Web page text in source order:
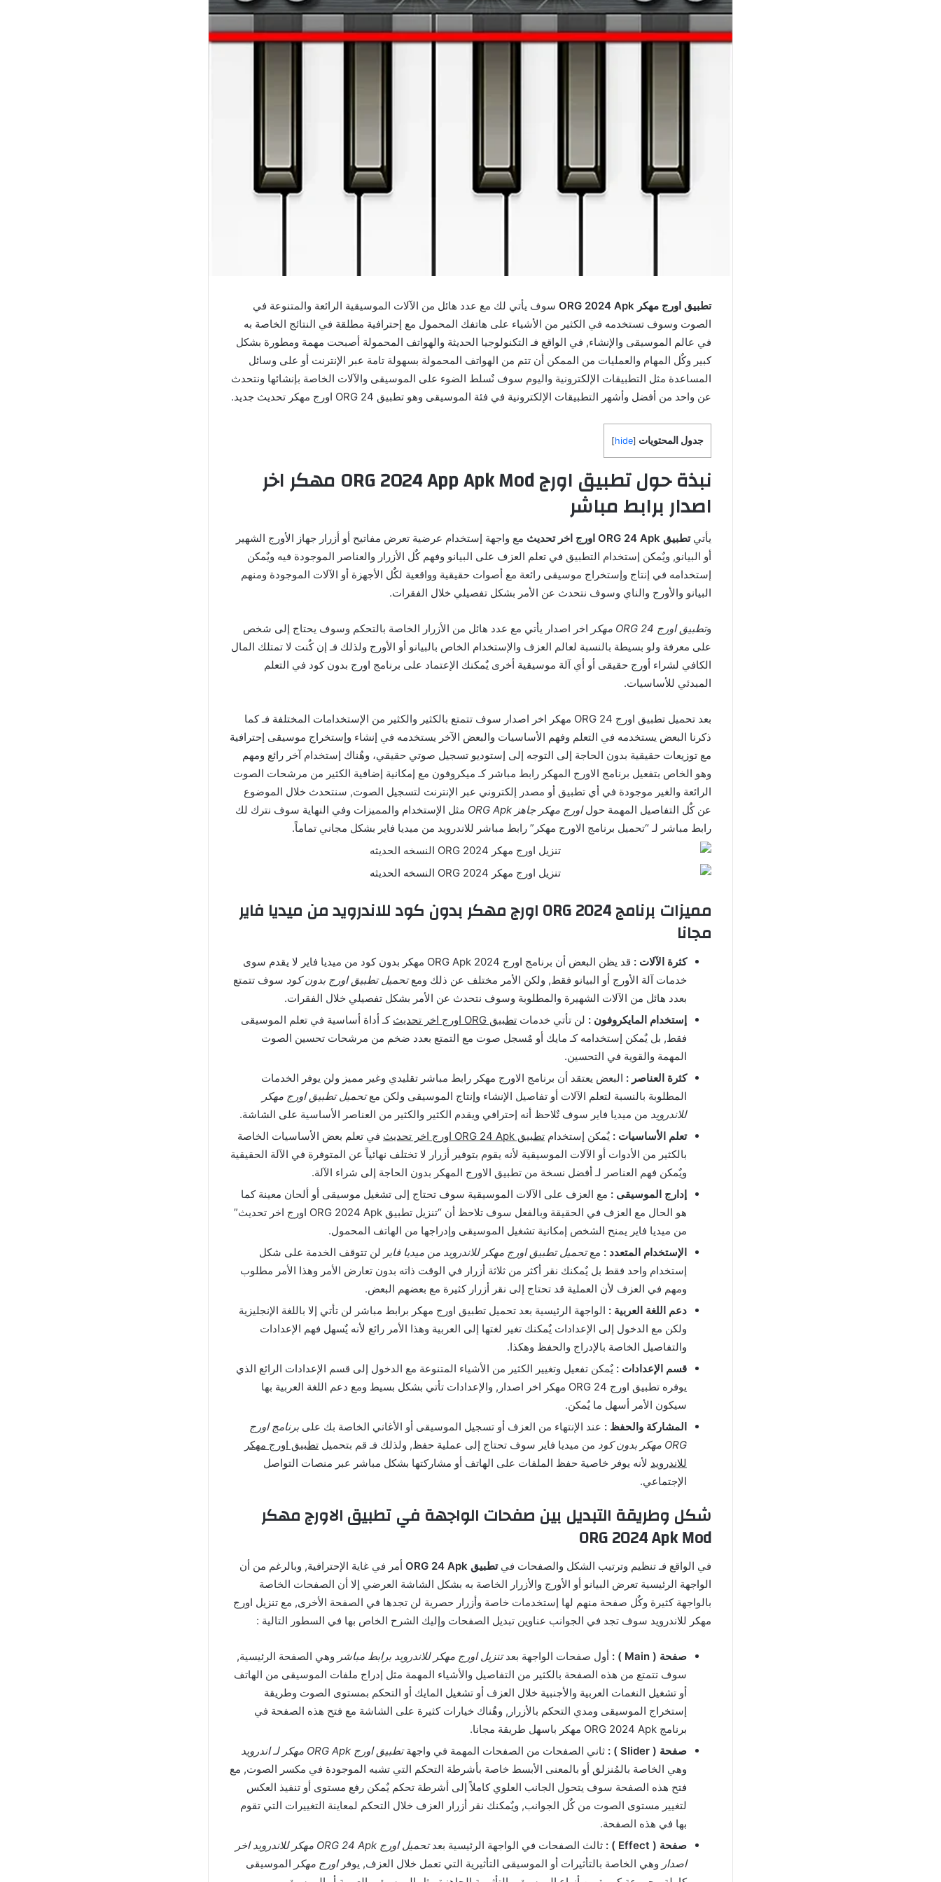
تطبيق اورج مهكر ORG 2024 Apk
سوف يأتي لك مع عدد هائل من الآلات الموسيقية الرائعة والمتنوعة في
الصوت وسوف تستخدمه في الكثير من الأشياء على هاتفك المحمول مع إحترافية مطلقة في النتائج الخاصة به
في عالم الموسيقى والإنشاء, في الواقع فـ التكنولوجيا الحديثة والهواتف المحمولة أصبحت مهمة ومطورة بشكل
كبير وكٌل المهام والعمليات من الممكن أن تتم من الهواتف المحمولة بسهولة تامة عبر الإنترنت أو على وسائل
المساعدة مثل التطبيقات الإلكترونية واليوم سوف نٌسلط الضوء على الموسيقى والآلات الخاصة بإنشائها ونتحدث
عن واحد من أفضل وأشهر التطبيقات الإلكترونية في فئة الموسيقى وهو تطبيق ORG 24 اورج مهكر تحديث جديد.
جدول المحتويات [
hide
]
نبذة حول تطبيق اورج ORG 2024 App Apk Mod مهكر اخر
اصدار برابط مباشر
يأتيتطبيق ORG 24 Apk اورج اخر تحديث
مع واجهة إستخدام عرضية تعرض مفاتيح أو أزرار جهاز الأورج الشهير
أو البيانو, ويٌمكن إستخدام التطبيق في تعلم العزف على البيانو وفهم كٌل الأزرار والعناصر الموجودة فيه ويٌمكن
إستخدامه في إنتاج وإستخراج موسيقى رائعة مع أصوات حقيقية وواقعية لكٌل الأجهزة أو الآلات الموجودة ومنهم
البيانو والأورج والناي وسوف نتحدث عن الأمر بشكل تفصيلي خلال الفقرات.
وتطبيق اورج ORG 24 مهكر
اخر اصدار يأتي مع عدد هائل من الأزرار الخاصة بالتحكم وسوف يحتاج إلى شخص
على معرفة ولو بسيطة بالنسبة لعالم العزف والإستخدام الخاص بالبيانو أو الأورج ولذلك فـ إن كٌنت لا تمتلك المال
الكافي لشراء أورج حقيقى أو أي آلة موسيقية أخرى يٌمكنك الإعتماد على برنامج اورج بدون كود في التعلم
المبدئي للأساسيات.
بعد تحميل تطبيق اورج ORG 24 مهكر اخر اصدار سوف تتمتع بالكثير والكثير من الإستخدامات المختلفة فـ كما
ذكرنا البعض يستخدمه في التعلم وفهم الأساسيات والبعض الآخر يستخدمه في إنشاء وإستخراج موسيقى إحترافية
مع توزيعات حقيقية بدون الحاجة إلى التوجه إلى إستوديو تسجيل صوتي حقيقي، وهٌناك إستخدام آخر رائع ومهم
وهو الخاص بتفعيل برنامج الاورج المهكر رابط مباشر كـ ميكروفون مع إمكانية إضافية الكثير من مرشحات الصوت
الرائعة والغير موجودة في أي تطبيق أو مصدر إلكتروني عبر الإنترنت لتسجيل الصوت, سنتحدث خلال الموضوع
عن كٌل التفاصيل المهمة حولاورج مهكر جاهز ORG Apk
مثل الإستخدام والمميزات وفي النهاية سوف نترك لك
رابط مباشر لـ “تحميل برنامج الاورج مهكر” رابط مباشر للاندرويد من ميديا فاير بشكل مجاني تماماً.
مميزات برنامج ORG 2024 اورج مهكر بدون كود للاندرويد من ميديا فاير
مجانا
كثرة الآلات :
قد يظن البعض أن برنامج اورج ORG Apk 2024 مهكر بدون كود من ميديا فاير لا يقدم سوى
خدمات آلة الأورج أو البيانو فقط, ولكن الأمر مختلف عن ذلك ومعتحميل تطبيق اورج بدون كود سوف تتمتع
بعدد هائل من الآلات الشهيرة والمطلوبة وسوف نتحدث عن الأمر بشكل تفصيلي خلال الفقرات.
إستخدام المايكروفون : لن تأتي خدمات تطبيق ORG اورج اخر تحديث
كـ أداة أساسية في تعلم الموسيقى
فقط, بل يٌمكن إستخدامه كـ مايك أو مٌسجل صوت مع التمتع بعدد ضخم من مرشحات تحسين الصوت
المهمة والقوية في التحسين.
كثرة العناصر : البعض يعتقد أن برنامج الاورج مهكر رابط مباشر تقليدي وغير مميز ولن يوفر الخدمات
المطلوبة بالنسبة لتعلم الآلات أو تفاصيل الإنشاء وإنتاج الموسيقى ولكن معتحميل تطبيق اورج مهكر
للاندرويد من ميديا فاير سوف تٌلاحظ أنه إحترافي ويقدم الكثير والكثير من العناصر الأساسية على الشاشة.
تعلم الأساسيات : يٌمكن إستخدام تطبيق ORG 24 Apk اورج اخر تحديث
في تعلم بعض الأساسيات الخاصة
بالكثير من الأدوات أو الآلات الموسيقية لأنه يقوم بتوفير أزرار لا تختلف نهائياً عن المتوفرة في الآلة الحقيقية
ويٌمكن فهم العناصر لـ أفضل نسخة من تطبيق الاورج المهكر بدون الحاجة إلى شراء الآلة.
إدارج الموسيقى : مع العزف على الآلات الموسيقية سوف تحتاج إلى تشغيل موسيقى أو ألحان معينة كما
هو الحال مع العزف في الحقيقة وبالفعل سوف تلاحظ أن “تنزيل تطبيق ORG 2024 Apk اورج اخر تحديث”
من ميديا فاير يمنح الشخص إمكانية تشغيل الموسيقى وإدراجها من الهاتف المحمول.
الإستخدام المتعدد : معتحميل تطبيق اورج مهكر للاندرويد من ميديا فاير لن تتوقف الخدمة على شكل
إستخدام واحد فقط بل يٌمكنك نقر أكثر من ثلاثة أزرار في الوقت ذاته بدون تعارض الأمر وهذا الأمر مطلوب
ومهم في العزف لأن العملية قد تحتاج إلى نقر أزرار كثيرة مع بعضهم البعض.
دعم اللغة العربية : الواجهة الرئيسية بعد تحميل تطبيق اورج مهكر برابط مباشر لن تأتي إلا باللغة الإنجليزية
ولكن مع الدخول إلى الإعدادات يٌمكنك تغير لغتها إلى العربية وهذا الأمر رائع لأنه يٌسهل فهم الإعدادات
والتفاصيل الخاصة بالإدراج والحفظ وهكذا.
قسم الإعدادات : يٌمكن تفعيل وتغيير الكثير من الأشياء المتنوعة مع الدخول إلى قسم الإعدادات الرائع الذي
يوفره تطبيق اورج ORG 24 مهكر اخر اصدار, والإعدادات تأتي بشكل بسيط ومع دعم اللغة العربية بها
سيكون الأمر أسهل ما يٌمكن.
المشاركة والحفظ : عند الإنتهاء من العزف أو تسجيل الموسيقى أو الأغاني الخاصة بك على برنامج اورج
ORG مهكر بدون كود
من ميديا فاير سوف تحتاج إلى عملية حفظ, ولذلك فـ قم بتحميل تطبيق اورج مهكر
للاندرويد لأنه يوفر خاصية حفظ الملفات على الهاتف أو مشاركتها بشكل مباشر عبر منصات التواصل
الإجتماعي.
شكل وطريقة التبديل بين صفحات الواجهة في تطبيق الاورج مهكر
ORG 2024 Apk Mod
في الواقع فـ تنظيم وترتيب الشكل والصفحات فيتطبيق ORG 24 Apk
أمر في غاية الإحترافية, وبالرغم من أن
الواجهة الرئيسية تعرض البيانو أو الأورج والأزرار الخاصة به بشكل الشاشة العرضي إلا أن الصفحات الخاصة
بالواجهة كثيرة وكٌل صفحة منهم لها إستخدمات خاصة وأزرار حصرية لن تجدها في الصفحة الأخرى, مع تنزيل اورج
مهكر للاندرويد سوف تجد في الجوانب عناوين تبديل الصفحات وإليك الشرح الخاص بها في السطور التالية :
صفحة ( Main ) : أول صفحات الواجهة بعدتنزيل اورج مهكر للاندرويد برابط مباشر وهي الصفحة الرئيسية,
سوف تتمتع من هذه الصفحة بالكثير من التفاصيل والأشياء المهمة مثل إدراج ملفات الموسيقى من الهاتف
أو تشغيل النغمات العربية والأجنبية خلال العزف أو تشغيل المايك أو التحكم بمستوى الصوت وطريقة
إستخراج الموسيقى ومدي التحكم بالأزرار, وهٌناك خيارات كثيرة على الشاشة مع فتح هذه الصفحة في
برنامج ORG 2024 Apk مهكر باسهل طريقة مجانا.
صفحة ( Slider ) :
ثاني الصفحات من الصفحات المهمة في واجهةتطبيق اورج ORG Apk مهكر لـ اندرويد
وهي الخاصة بالمُنزلق أو بالمعنى الأبسط خاصة بأشرطة التحكم التي تشبه الموجودة في مكسر الصوت, مع
فتح هذه الصفحة سوف يتحول الجانب العلوي كاملاً إلى أشرطة تحكم يٌمكن رفع مستوى أو تنفيذ العكس
لتغيير مستوى الصوت من كٌل الجوانب, ويٌمكنك نقر أزرار العزف خلال التحكم لمعاينة التغييرات التي تقوم
بها في هذه الصفحة.
صفحة ( Effect ) :
ثالث الصفحات في الواجهة الرئيسية بعد
تحميل اورج ORG 24 Apk مهكر للاندرويد اخر
اصدار وهي الخاصة بالتأثيرات أو الموسيقى التأثيرية التي تعمل خلال العزف, يوفراورج مهكر الموسيقى